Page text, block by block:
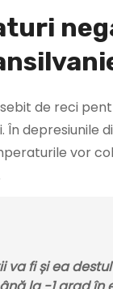
de reci
În depresiunile
vor
va fi și ea